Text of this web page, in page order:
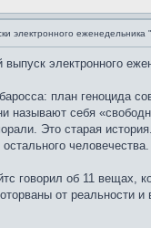
электронного еженедельника
электронного
план геноцида
называют себя
Это старая
говорил об 11 вещах,
от